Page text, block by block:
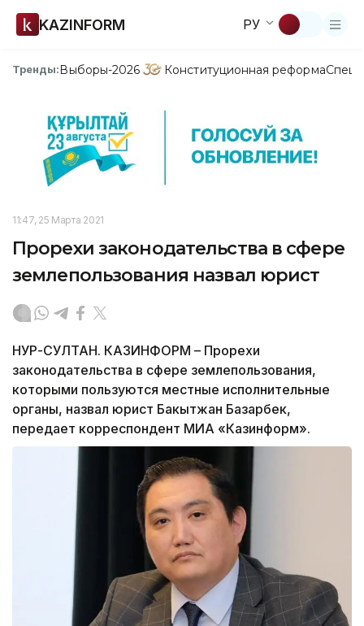
KAZINFORM РУ
Тренды:Выборы-2026 Конституционная реформа
11:47, 25 Марта 2021
Прорехи законодательства в сфере
землепользования назвал юрист
НУР-СУЛТАН. КАЗИНФОРМ – Прорехи
законодательства в сфере землепользования,
которыми пользуются местные исполнительные
органы, назвал юрист Бакытжан Базарбек,
передает корреспондент МИА «Казинформ».